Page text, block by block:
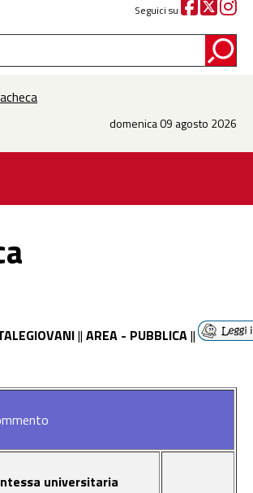
Seguici su
domenica 09 agosto 2026
|| AREA - PUBBLICA||
universitaria